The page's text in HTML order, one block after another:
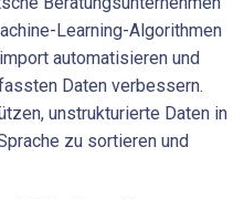
Learning-Algorithmen
automatisieren und
Daten verbessern.
unstrukturierte Daten in
zu sortieren und